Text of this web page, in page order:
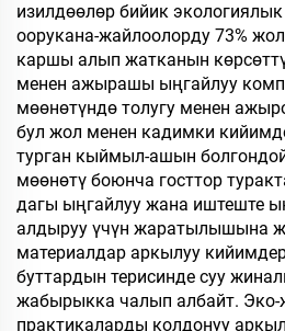
изилдөөлөр бийик
оорукана-жайлоолорду 73%
каршы алып жатканын
менен ажырашы ыңгайлуу
мөөнөтүндө толугу менен
бул жол менен кадимки
турган кыймыл-ашын
мөөнөтү боюнча госттор
дагы ыңгайлуу жана иштеште
алдыруу үчүн жаратылышына
материалдар аркылуу
буттардын терисинде суу
жабырыкка чалып албайт. Эко-
практикаларды колдонуу